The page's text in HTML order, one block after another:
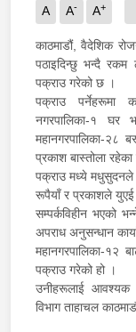
A A- A+
काठमाडौं, वैदेशिक
पठाइदिन्छु भन्दै रकम
पक्राउ गरेको छ ।
पक्राउ पर्नेहरूमा
नगरपालिका-१ घर
महानगरपालिका-२८
प्रकाश बास्तोला
पक्राउ मध्ये मधुसुदनले
रूपैयाँ र प्रकाशले युएई
सम्पर्कविहीन भएको
अपराध अनुसन्धान
महानगरपालिका-१२
पक्राउ गरेको हो ।
उनीहरूलाई आवश्यक
विभाग ताहाचल